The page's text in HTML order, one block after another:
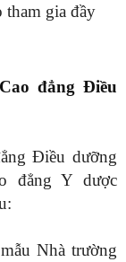
tham gia đầy
đẳng Điều
Điều dưỡng
đẳng Y dược
Nhà trường